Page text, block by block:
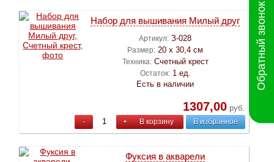
Набор для вышивания Милый друг
Артикул: З-028
Размер: 20 х 30,4 см
Техника: Счетный крест
Остаток: 1 ед.
Есть в наличии
1307,00руб.
- + В корзину В избранное
Фуксия в акварели
Обратный звонок